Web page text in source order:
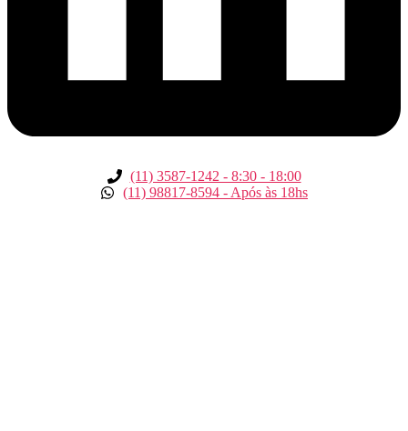
(11) 3587-1242 - 8:30 - 18:00
(11) 98817-8594 - Após às 18hs